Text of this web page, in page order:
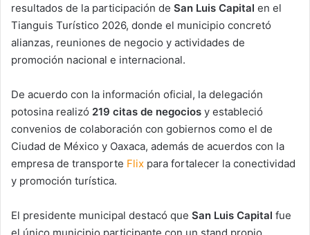
resultados de la participación de San Luis Capital en el
Tianguis Turístico 2026, donde el municipio concretó
alianzas, reuniones de negocio y actividades de
promoción nacional e internacional.
De acuerdo con la información oficial, la delegación
potosina realizó 219 citas de negocios y estableció
convenios de colaboración con gobiernos como el de
Ciudad de México y Oaxaca, además de acuerdos con la
empresa de transporte Flix para fortalecer la conectividad
y promoción turística.
El presidente municipal destacó que San Luis Capital fue
el único municipio participante con un stand propio,